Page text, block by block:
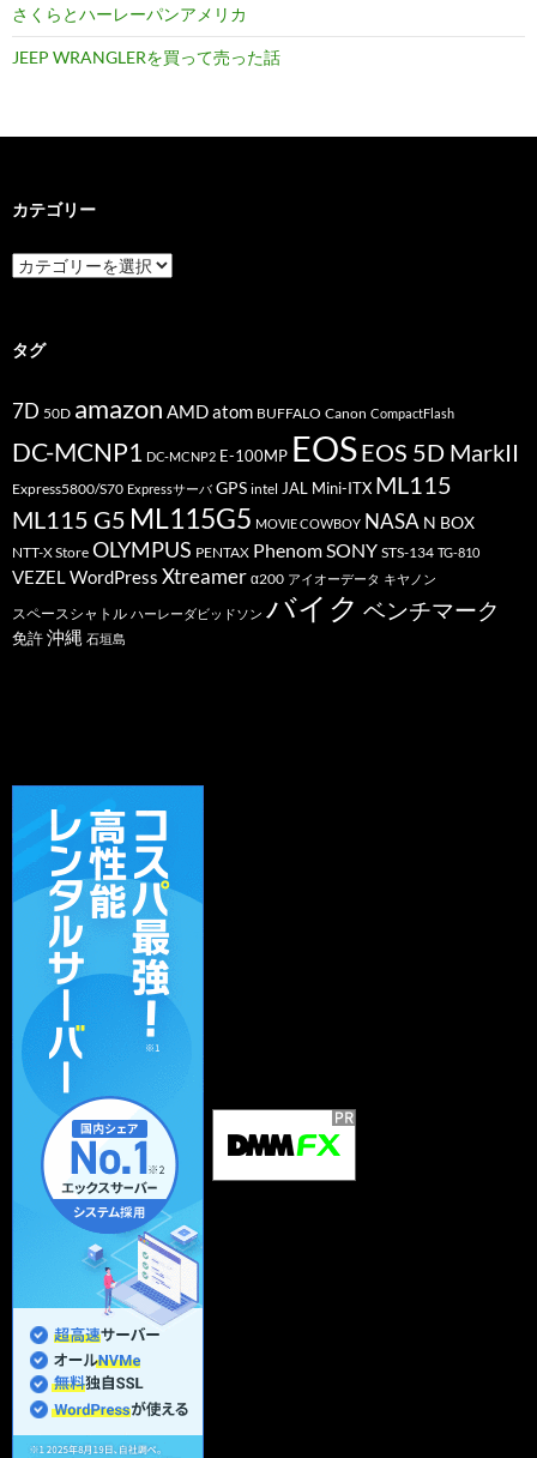
さくらとハーレーパンアメリカ
JEEP WRANGLERを買って売った話
カテゴリー
カ
テ
ー
タグ
7D 50D amazon AMDatom BUFFALO Canon CompactFlash
DC-MCNP1 DC-MCNP2 E-100MP EOSEOS 5D MarkII
Express5800/S70 Expressサーバ GPS intel JAL Mini-ITX ML115
ML115 G5 ML115G5 MOVIE COWBOY NASA N BOX
NTT-X Store OLYMPUS PENTAX PhenomSONY STS-134 TG-810
VEZELWordPress Xtreamer α200 アイオーデータ キヤノン
スペースシャトル ハーレーダビッドソン バイク ベンチマーク
免許沖縄 石垣島